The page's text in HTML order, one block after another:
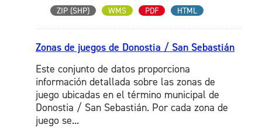
ZIP (SHP) WMS PDF HTML
Zonas de juegos de Donostia / San Sebastián
Este conjunto de datos proporciona
información detallada sobre las zonas de
juego ubicadas en el término municipal de
Donostia / San Sebastián. Por cada zona de
juego se...